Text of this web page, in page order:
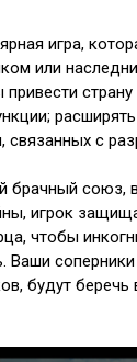
игра,
или
с
союз,
игрок
чтобы
Ваши
будут беречь